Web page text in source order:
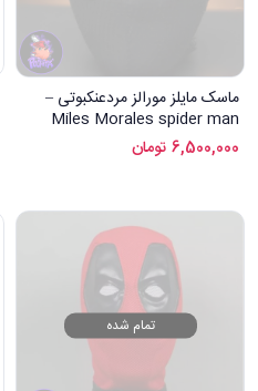
ماسک مایلز مورالز مردعنکبوتی –
Miles Morales spider man
mask
6,500,000 تومان
تمام شده